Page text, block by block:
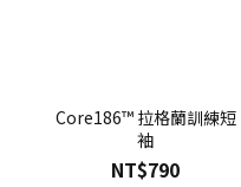
Core186™ 拉格蘭訓練短
袖
NT$790